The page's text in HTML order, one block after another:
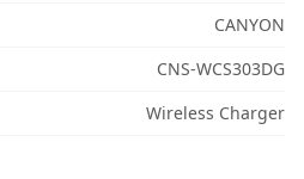
CANYON
CNS-WCS303DG
Wireless Charger